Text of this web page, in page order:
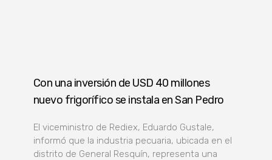
Con una inversión de USD 40 millones
nuevo frigorífico se instala en San Pedro
El viceministro de Rediex, Eduardo Gustale,
informó que la industria pecuaria, ubicada en el
distrito de General Resquín, representa una